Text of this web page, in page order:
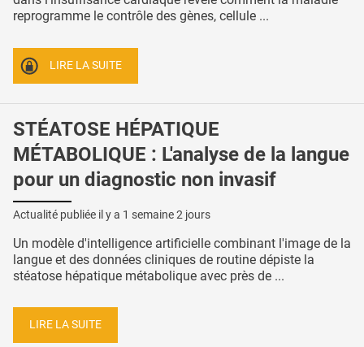
reprogramme le contrôle des gènes, cellule ...
LIRE LA SUITE
STÉATOSE HÉPATIQUE
MÉTABOLIQUE : L'analyse de la langue
pour un diagnostic non invasif
Actualité publiée il y a 1 semaine 2 jours
Un modèle d'intelligence artificielle combinant l'image de la
langue et des données cliniques de routine dépiste la
stéatose hépatique métabolique avec près de ...
LIRE LA SUITE